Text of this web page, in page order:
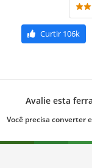
Curtir 106k
Avalie esta
Você precisa converter